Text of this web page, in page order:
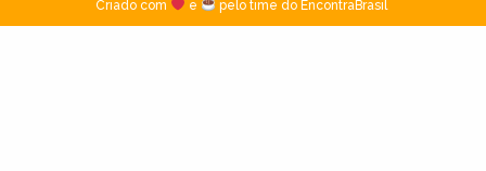
Criado com
e pelo time do EncontraBrasil